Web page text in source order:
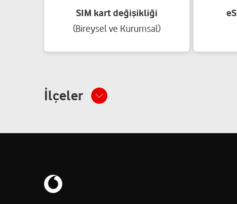
Onur Mah.43 Nolu Cad.No:10/A Şahinbey/Gaziantep
LATİF TEKİNERDOĞAN
SIM kart değişikliği
(Bireysel ve Kurumsal)
İlçeler